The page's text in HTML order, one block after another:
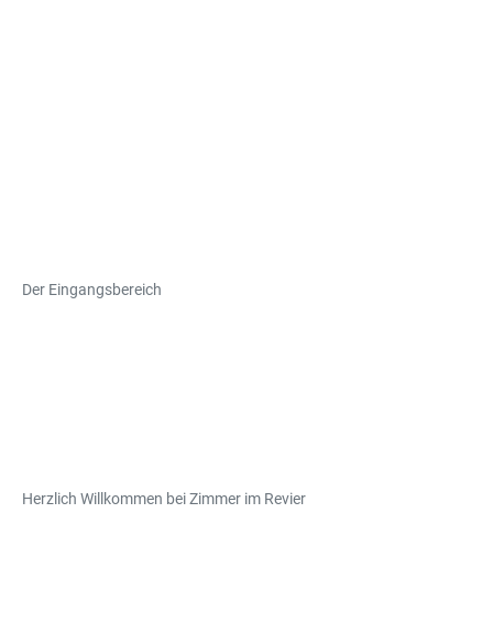
Der Eingangsbereich
Herzlich Willkommen bei Zimmer im Revier